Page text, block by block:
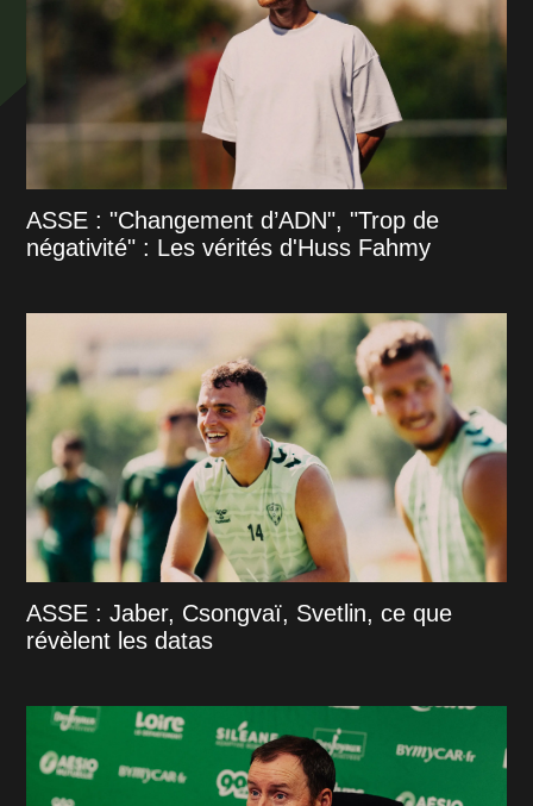
ASSE : "Changement d’ADN", "Trop de
négativité" : Les vérités d'Huss Fahmy
ASSE : Jaber, Csongvaï, Svetlin, ce que
révèlent les datas